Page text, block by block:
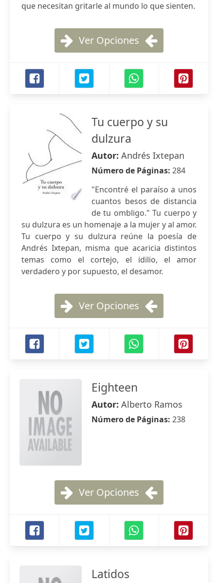
que necesitan gritarle al mundo lo que sienten.
Ver Opciones
Tu cuerpo y su
dulzura
Autor: Andrés Ixtepan
Número de Páginas: 284
"Encontré el paraíso a unos
cuantos besos de distancia
de tu ombligo." Tu cuerpo y
su dulzura es un homenaje a la mujer y al amor.
Tu cuerpo y su dulzura reúne la poesía de
Andrés Ixtepan, misma que acaricia distintos
temas como el cortejo, el idilio, el amor
verdadero y por supuesto, el desamor.
Ver Opciones
Eighteen
Autor: Alberto Ramos
Número de Páginas: 238
Ver Opciones
Latidos